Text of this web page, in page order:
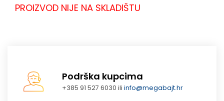
PROIZVOD NIJE NA SKLADIŠTU
Podrška kupcima
+385 91 527 6030 iliinfo@megabajt.hr